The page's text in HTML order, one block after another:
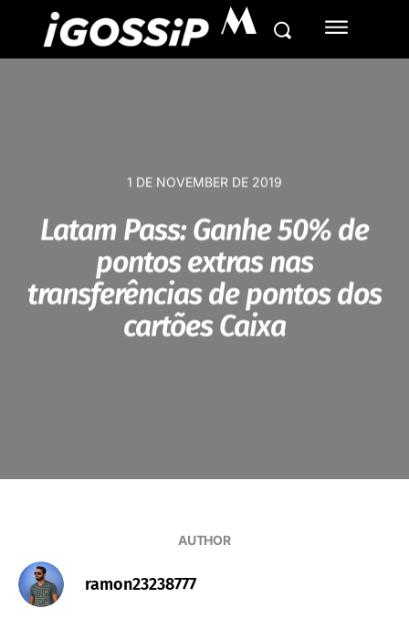
M
1 DE NOVEMBER DE 2019
Latam Pass: Ganhe 50% de
pontos extras nas
transferências de pontos dos
cartões Caixa
AUTHOR
ramon23238777